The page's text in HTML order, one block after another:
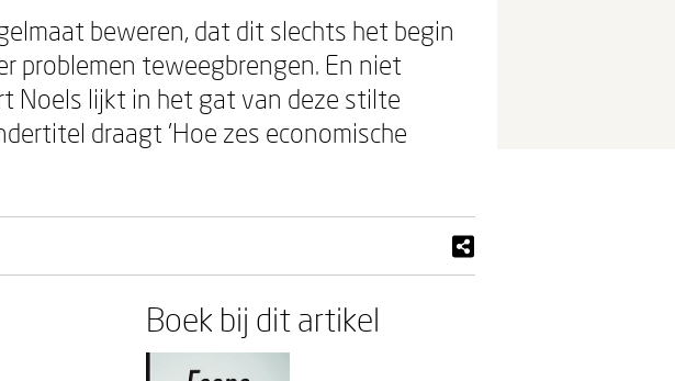
beweren, dat dit slechts het begin
problemen teweegbrengen. En niet
Noels lijkt in het gat van deze stilte
draagt 'Hoe zes economische
Boek bij dit artikel